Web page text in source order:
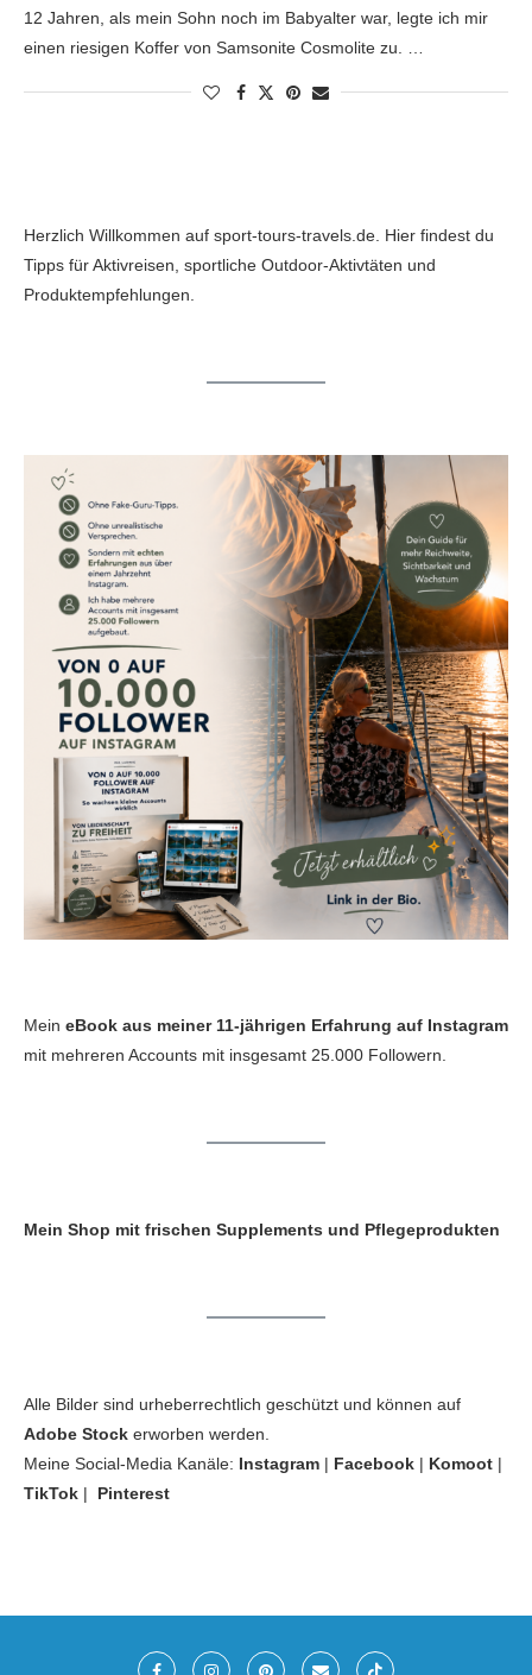
12 Jahren, als mein Sohn noch im Babyalter war, legte ich mir
einen riesigen Koffer von Samsonite Cosmolite zu. …
Herzlich Willkommen auf sport-tours-travels.de. Hier findest du
Tipps für Aktivreisen, sportliche Outdoor-Aktivtäten und
Produktempfehlungen.
Mein eBook aus meiner 11-jährigen Erfahrung auf Instagram
mit mehreren Accounts mit insgesamt 25.000 Followern.
Mein Shop mit frischen Supplements und Pflegeprodukten
Alle Bilder sind urheberrechtlich geschützt und können auf
Adobe Stock erworben werden.
Meine Social-Media Kanäle: Instagram | Facebook | Komoot |
TikTok | Pinterest